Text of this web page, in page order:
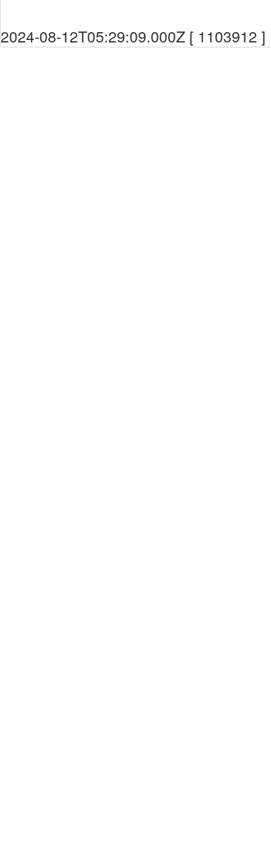
2024-08-12T05:29:09.000Z [ 1103912 ]